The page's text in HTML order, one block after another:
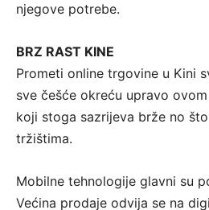
njegove potrebe.
BRZ RAST KINE
Prometi online trgovine u Kini
sve češće okreću upravo
koji stoga sazrijeva brže no
tržištima.
Mobilne tehnologije glavni su
Većina prodaje odvija se na